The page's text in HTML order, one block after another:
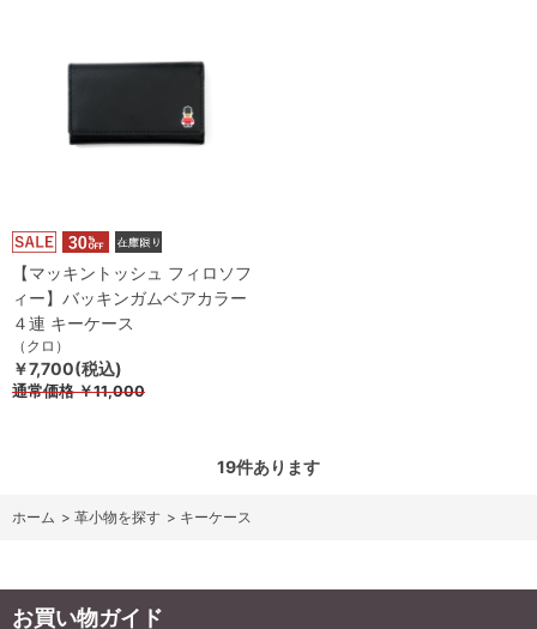
【マッキントッシュ フィロソフ
ィー】バッキンガムベアカラー
４連 キーケース
（クロ）
￥7,700(税込)
通常価格￥11,000
19件あります
ホーム > 革小物を探す > キーケース
お買い物ガイド